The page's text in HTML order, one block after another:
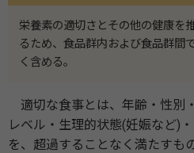
栄養素の適切さとその他の健康を
るため、食品群内および食品群間
く含める。
適切な食事とは、年齢・性別
レベル・生理的状態(妊娠など)
を、超過することなく満たすも